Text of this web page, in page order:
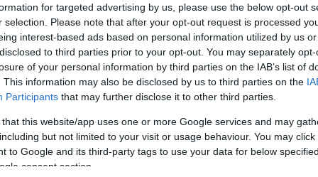
for targeted advertising by us, please use the below opt-out
selection. Please note that after your opt-out request is processed
interest-based ads based on personal information utilized by us
to third parties prior to your opt-out. You may separately
of your personal information by third parties on the IAB’s list of
This information may also be disclosed by us to third parties on the
Participants that may further disclose it to other third parties.
that this website/app uses one or more Google services and may
but not limited to your visit or usage behaviour. You may
to Google and its third-party tags to use your data for below
consent section.
Κεντρικό Αιγαίο από μεταβλητές
απόγευμα θα στραφούν σε βόρειους
17:15
17:12
16:59